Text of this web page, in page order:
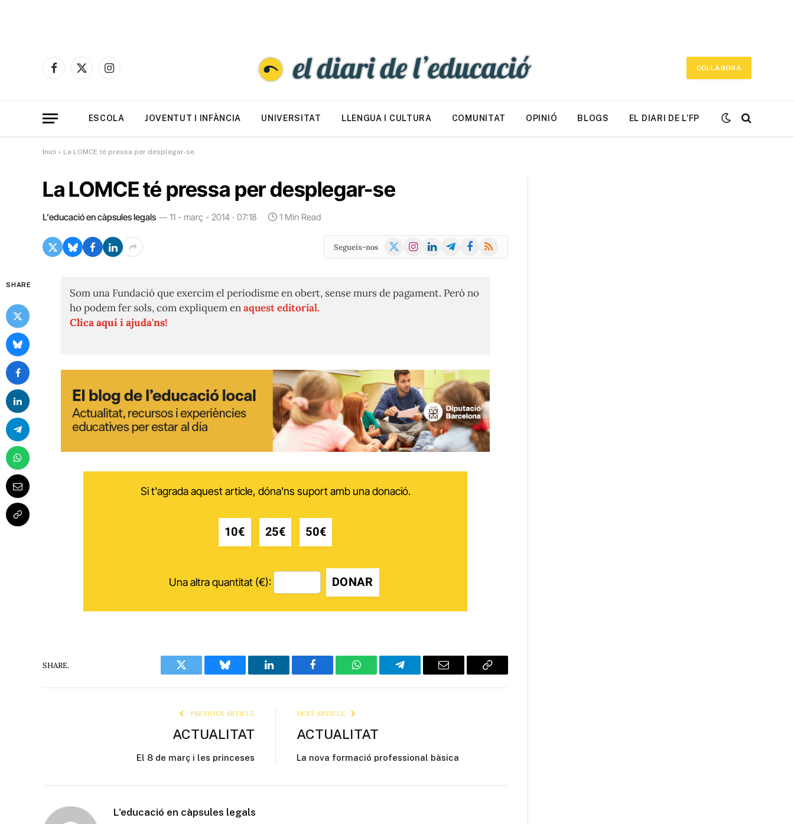
Facebook
X
Instagram
COL·LABORA
ESCOLA JOVENTUT I INFÀNCIA UNIVERSITAT LLENGUA I CULTURA COMUNITAT OPINIÓ BLOGS EL DIARI DE L’FP
Inici » La LOMCE té pressa per desplegar-se
La LOMCE té pressa per desplegar-se
L'educació en càpsules legals 11 - març - 2014 · 07:18 1 Min Read
Segueix-nos
X
Instagram
LinkedInTelegramFacebook
RSS
SHARE
Som una Fundació que exercim el periodisme en obert, sense murs de pagament. Però no
ho podem fer sols, com expliquem enaquest editorial.
Clica aquí i ajuda'ns!
Si t'agrada aquest article, dóna'ns suport amb una donació.
10€ 25€ 50€
Una altra quantitat (€): DONAR
SHARE.
Twitter Bluesky LinkedIn Facebook WhatsAppTelegram Email
Copy
PREVIOUS ARTICLE
ACTUALITAT
El 8 de març i les princeses
NEXT ARTICLE
ACTUALITAT
La nova formació professional bàsica
L'educació en càpsules legals